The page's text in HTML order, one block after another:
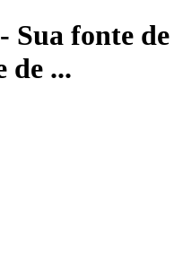
Sua fonte de
de ...